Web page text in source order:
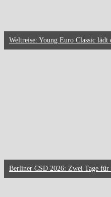
Weltreise: Young Euro Classic lädt
Berliner CSD 2026: Zwei Tage